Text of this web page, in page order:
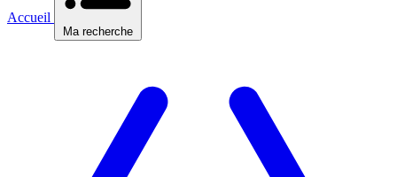
Accueil
Ma recherche